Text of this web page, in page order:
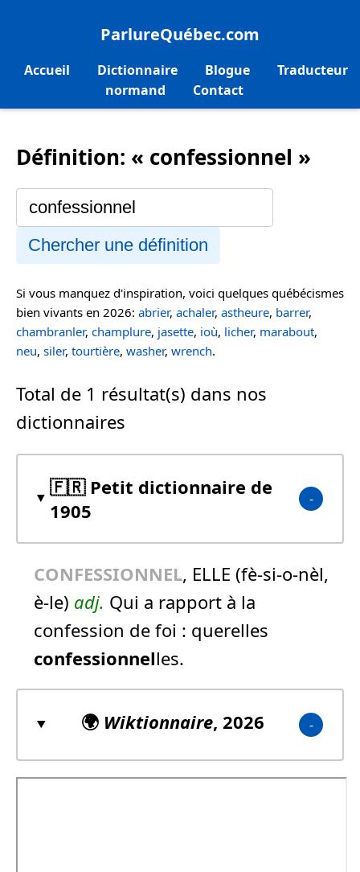
ParlureQuébec.com
Accueil Dictionnaire Blogue
Traducteur
normand
Contact
Définition: « confessionnel »
Chercher une définition
Si vous manquez d'inspiration, voici quelques québécismes
bien vivants en 2026: abrier, achaler, astheure, barrer,
chambranler, champlure, jasette, ioù, licher, marabout,
neu, siler, tourtière, washer, wrench.
Total de 1 résultat(s) dans nos
dictionnaires
🇫🇷 Petit dictionnaire de
1905
CONFESSIONNEL, ELLE (fè-si-o-nèl,
è-le) adj. Qui a rapport à la
confession de foi : querelles
confessionnelles.
🌍 Wiktionnaire, 2026